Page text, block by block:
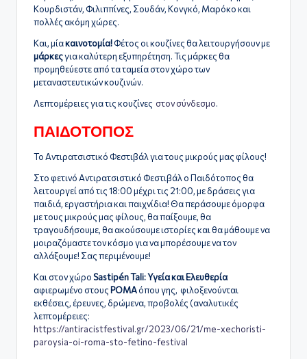
Κουρδιστάν, Φιλιππίνες, Σουδάν, Κονγκό, Μαρόκο και
πολλές ακόμη χώρες.
Και, μίακαινοτομία!Φέτος οι κουζίνες θα λειτουργήσουν με
μάρκεςγια καλύτερη εξυπηρέτηση. Τις μάρκες θα
προμηθεύεστε από τα ταμεία στον χώρο των
μεταναστευτικών κουζινών.
Λεπτομέρειες για τις κουζίνες στον σύνδεσμο.
ΠΑΙΔΟΤΟΠΟΣ
Το Αντιρατσιστικό Φεστιβάλ για τους μικρούς μας φίλους!
Στο φετινό Αντιρατσιστικό Φεστιβάλ ο Παιδότοπος θα
λειτουργεί από τις 18:00 μέχρι τις 21:00, με δράσεις για
παιδιά, εργαστήρια και παιχνίδια! Θα περάσουμε όμορφα
με τους μικρούς μας φίλους, θα παίξουμε, θα
τραγουδήσουμε, θα ακούσουμε ιστορίες και θα μάθουμε να
μοιραζόμαστε τον κόσμο για να μπορέσουμε να τον
αλλάξουμε! Σας περιμένουμε!
Και στον χώροSastipén Tali: Υγεία και Ελευθερία
αφιερωμένο στουςΡΟΜΑόπου γης, φιλοξενούνται
εκθέσεις, έρευνες, δρώμενα, προβολές (αναλυτικές
λεπτομέρειες:
https://antiracistfestival.gr/2023/06/21/me-xechoristi-
paroysia-oi-roma-sto-fetino-festival